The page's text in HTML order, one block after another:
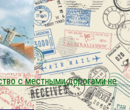
с местными дорогами не